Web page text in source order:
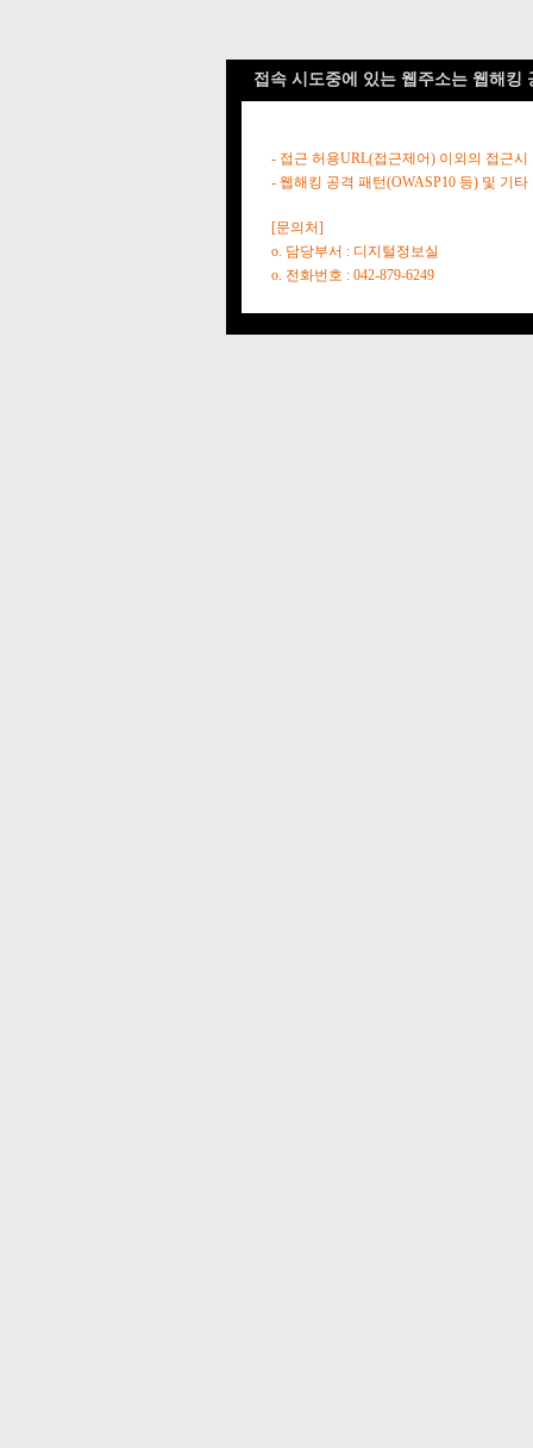
접속 시도중에 있는 웹주소는 웹해킹
- 접근 허용URL(접근제어) 이외의 접근시
- 웹해킹 공격 패턴(OWASP10 등) 및 기
[문의처]
o. 담당부서 : 디지털정보실
o. 전화번호 : 042-879-6249